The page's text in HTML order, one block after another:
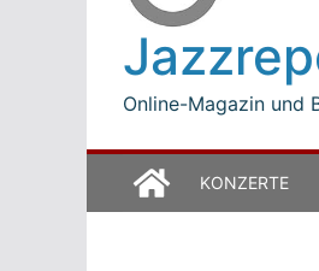
Online-Magazin und
KONZERTE